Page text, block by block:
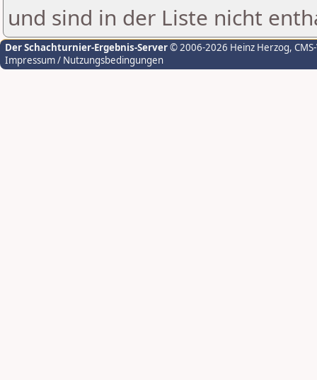
und sind in der Liste nicht
Der Schachturnier-Ergebnis-Server© 2006-2026 Heinz Herzog,
Impressum / Nutzungsbedingungen